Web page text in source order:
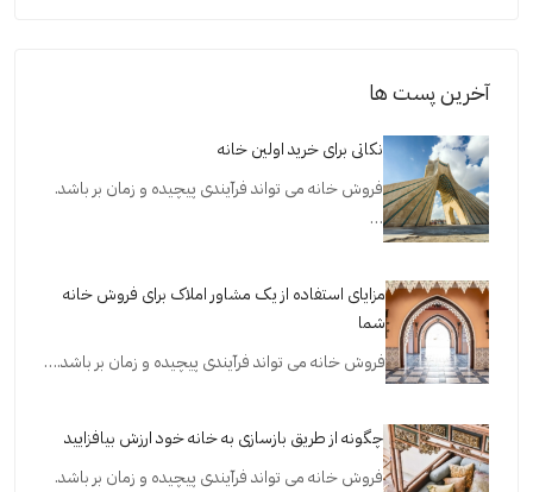
آخرین پست ها
نکاتی برای خرید اولین خانه
فروش خانه می تواند فرآیندی پیچیده و زمان بر باشد.
…
مزایای استفاده از یک مشاور املاک برای فروش خانه
شما
فروش خانه می تواند فرآیندی پیچیده و زمان بر باشد.…
چگونه از طریق بازسازی به خانه خود ارزش بیافزایید
فروش خانه می تواند فرآیندی پیچیده و زمان بر باشد.